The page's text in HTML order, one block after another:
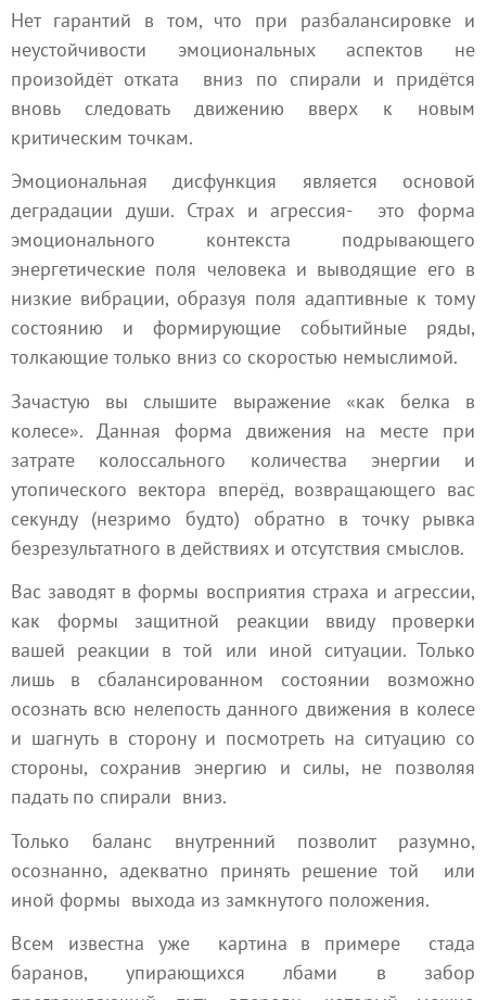
Нет гарантий в том, что при разбалансировке и
неустойчивости эмоциональных аспектов не
произойдёт отката вниз по спирали и придётся
вновь следовать движению вверх к новым
критическим точкам.
Эмоциональная дисфункция является основой
деградации души. Страх и агрессия- это форма
эмоционального контекста подрывающего
энергетические поля человека и выводящие его в
низкие вибрации, образуя поля адаптивные к тому
состоянию и формирующие событийные ряды,
толкающие только вниз со скоростью немыслимой.
Зачастую вы слышите выражение «как белка в
колесе». Данная форма движения на месте при
затрате колоссального количества энергии и
утопического вектора вперёд, возвращающего вас
секунду (незримо будто) обратно в точку рывка
безрезультатного в действиях и отсутствия смыслов.
Вас заводят в формы восприятия страха и агрессии,
как формы защитной реакции ввиду проверки
вашей реакции в той или иной ситуации. Только
лишь в сбалансированном состоянии возможно
осознать всю нелепость данного движения в колесе
и шагнуть в сторону и посмотреть на ситуацию со
стороны, сохранив энергию и силы, не позволяя
падать по спирали вниз.
Только баланс внутренний позволит разумно,
осознанно, адекватно принять решение той или
иной формы выхода из замкнутого положения.
Всем известна уже картина в примере стада
баранов, упирающихся лбами в забор